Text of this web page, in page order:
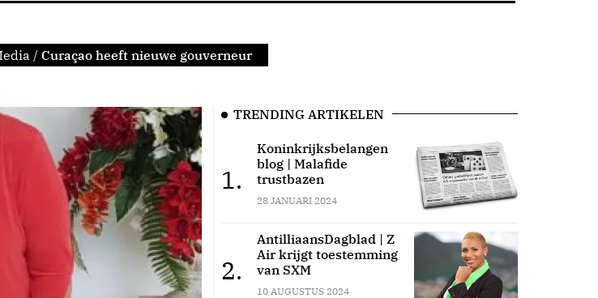
/ Curaçao heeft nieuwe gouverneur
TRENDING ARTIKELEN
1.
Koninkrijksbelangen
blog | Malafide
trustbazen
28 JANUARI 2024
2.
AntilliaansDagblad | Z
Air krijgt toestemming
van SXM
10 AUGUSTUS 2024